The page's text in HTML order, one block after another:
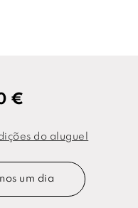
€
do aluguel
um dia